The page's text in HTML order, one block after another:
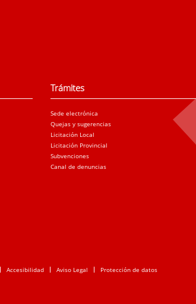
Trámites
Sede electrónica
Quejas y sugerencias
Licitación Local
Licitación Provincial
Subvenciones
Canal de denuncias
Accesibilidad Aviso Legal Protección de datos